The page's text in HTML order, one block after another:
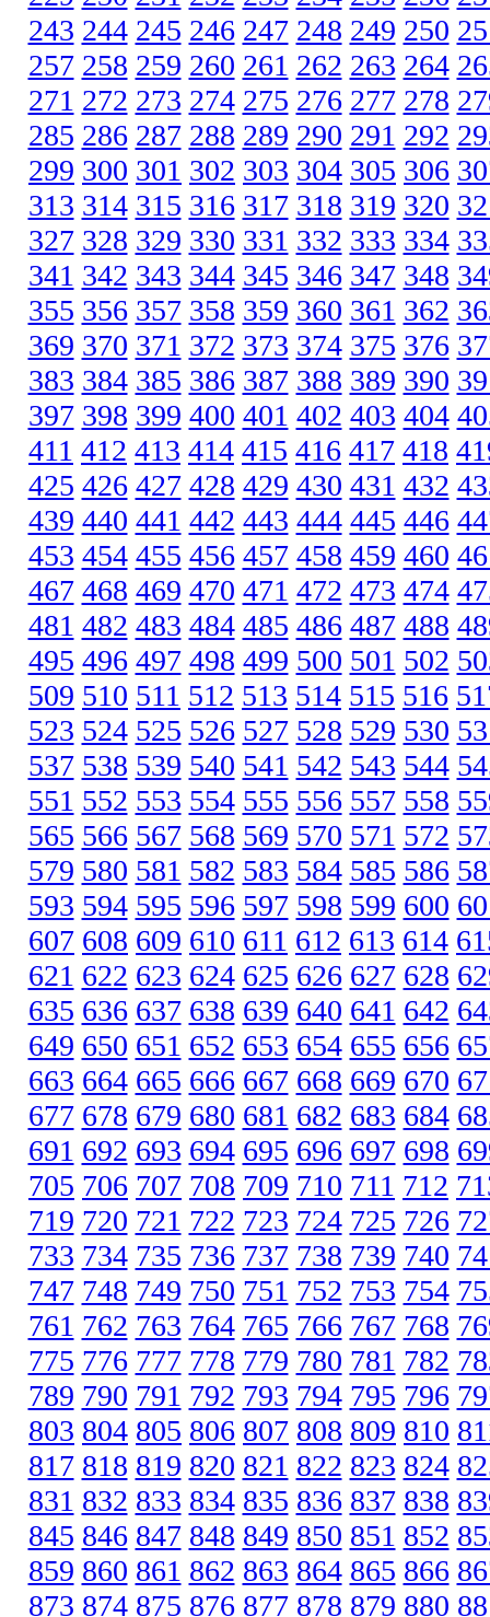
243 244 245 246 247 248 249 250
257 258 259 260 261 262 263 264
271 272 273 274 275 276 277 278
285 286 287 288 289 290 291 292
299 300 301 302 303 304 305 306
313 314 315 316 317 318 319 320
327 328 329 330 331 332 333 334
341 342 343 344 345 346 347 348
355 356 357 358 359 360 361 362
369 370 371 372 373 374 375 376
383 384 385 386 387 388 389 390
397 398 399 400 401 402 403 404
411 412 413 414 415 416 417 418
425 426 427 428 429 430 431 432
439 440 441 442 443 444 445 446
453 454 455 456 457 458 459 460
467 468 469 470 471 472 473 474
481 482 483 484 485 486 487 488
495 496 497 498 499 500 501 502
509 510 511 512 513 514 515 516
523 524 525 526 527 528 529 530
537 538 539 540 541 542 543 544
551 552 553 554 555 556 557 558
565 566 567 568 569 570 571 572
579 580 581 582 583 584 585 586
593 594 595 596 597 598 599 600
607 608 609 610 611 612 613 614
621 622 623 624 625 626 627 628
635 636 637 638 639 640 641 642
649 650 651 652 653 654 655 656
663 664 665 666 667 668 669 670
677 678 679 680 681 682 683 684
691 692 693 694 695 696 697 698
705 706 707 708 709 710 711 712
719 720 721 722 723 724 725 726
733 734 735 736 737 738 739 740
747 748 749 750 751 752 753 754
761 762 763 764 765 766 767 768
775 776 777 778 779 780 781 782
789 790 791 792 793 794 795 796
803 804 805 806 807 808 809 810
817 818 819 820 821 822 823 824
831 832 833 834 835 836 837 838
845 846 847 848 849 850 851 852
859 860 861 862 863 864 865 866
873 874 875 876 877 878 879 880